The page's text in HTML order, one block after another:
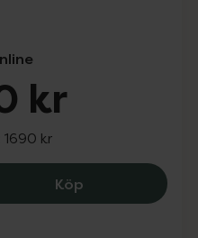
kr
1690 kr
KöpLELO Smart